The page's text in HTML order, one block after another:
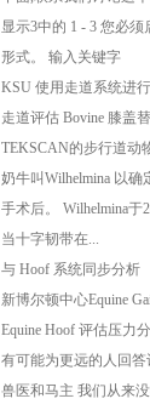
显示3中的 1 - 3 您必须
形式。 输入关键字
KSU 使用走道系统进
走道评估 Bovine 膝盖
TEKSCAN的步行道动
奶牛叫Wilhelmina 以确
手术后。 Wilhelmina于
当十字韧带在...
与 Hoof 系统同步分析
新博尔顿中心Equine
Equine Hoof 评估压力
有可能为更远的人回答
兽医和马主 我们从来